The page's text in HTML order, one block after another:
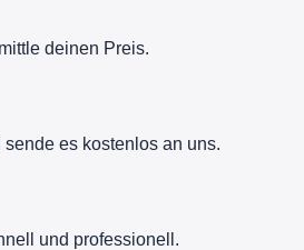
deinen Preis.
es kostenlos an uns.
und professionell.